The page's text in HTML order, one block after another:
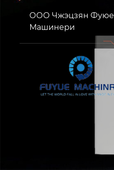
ООО Чжэцзян Фуюе
Машинери